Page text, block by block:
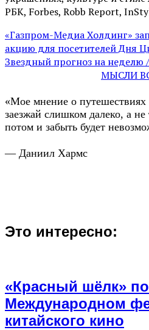
РБК, Forbes, Robb Report,
«Газпром-Медиа Холдинг»
акцию для посетителей Дня
Звездный прогноз на неделю
МЫСЛИ
«Мое мнение о путешествиях
заезжай слишком далеко, а
потом и забыть будет
— Даниил Хармс
Это интересно:
«Красный шёлк»
Международном
китайского кино